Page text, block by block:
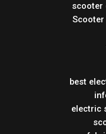
scooter
best
electric